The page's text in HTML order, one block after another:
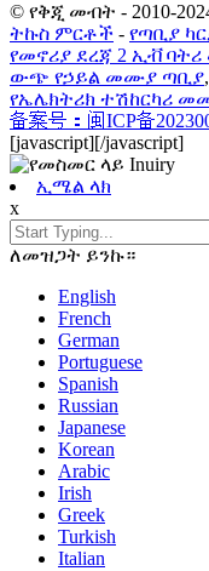
© የቅጂ መብት - 2010-
ትኩስ ምርቶች - የጣቢያ
የመኖሪያ ደረጃ 2 ኢቭ
ውጭ የኃይል መሙያ ጣቢያ,
የኤሌክትሪክ ተሽከርካሪ
备案号：闽ICP备
[javascript][/javascript]
ኢሜል ላክ
x
ለመዝጋት ይንኩ።
English
French
German
Portuguese
Spanish
Russian
Japanese
Korean
Arabic
Irish
Greek
Turkish
Italian